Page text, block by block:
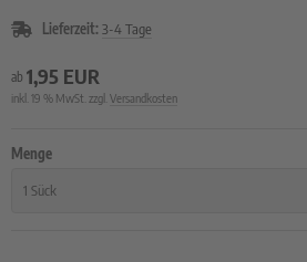
Lieferzeit: 3-4 Tage
ab 1,95 EUR
inkl. 19 % MwSt. zzgl. Versandkosten
Menge
1 Sück